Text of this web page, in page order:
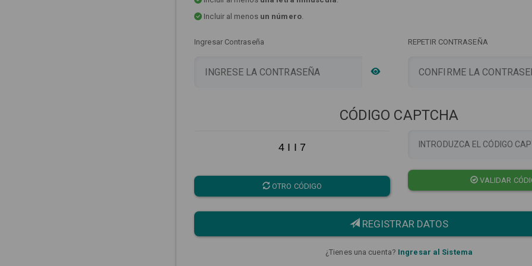
Incluir al menos un número.
Ingresar Contraseña REPETIR CONTRASEÑA
CÓDIGO CAPTCHA
4 I I 7
OTRO CÓDIGO
VALIDAR
REGISTRAR DATOS
¿Tienes una cuenta? Ingresar al Sistema